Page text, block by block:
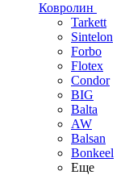
Ковролин
Tarkett
Sintelon
Forbo
Flotex
Condor
BIG
Balta
AW
Balsan
Bonkeel
Еще